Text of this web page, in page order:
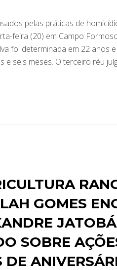
pelas práticas de
feira (20) em Campo
foi determinada em 22 anos
seis meses. O terceiro réu
GOMES
SOBRE
DE